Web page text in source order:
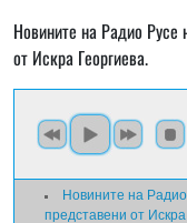
Новините на Радио Русе
от Искра Георгиева.
Новините на Радио
представени от Искра